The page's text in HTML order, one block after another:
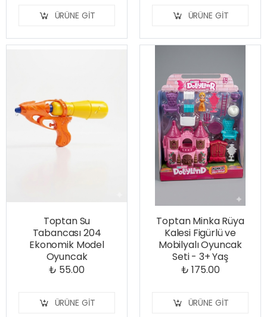
ÜRÜNE GIT ÜRÜNE GIT
Toptan Su
Tabancası 204
Ekonomik Model
Oyuncak
₺ 55.00
ÜRÜNE GIT
Toptan Minka Rüya
Kalesi Figürlü ve
Mobilyalı Oyuncak
Seti - 3+ Yaş
₺ 175.00
ÜRÜNE GIT